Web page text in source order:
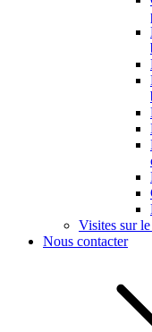
Visites sur
Nous contacter